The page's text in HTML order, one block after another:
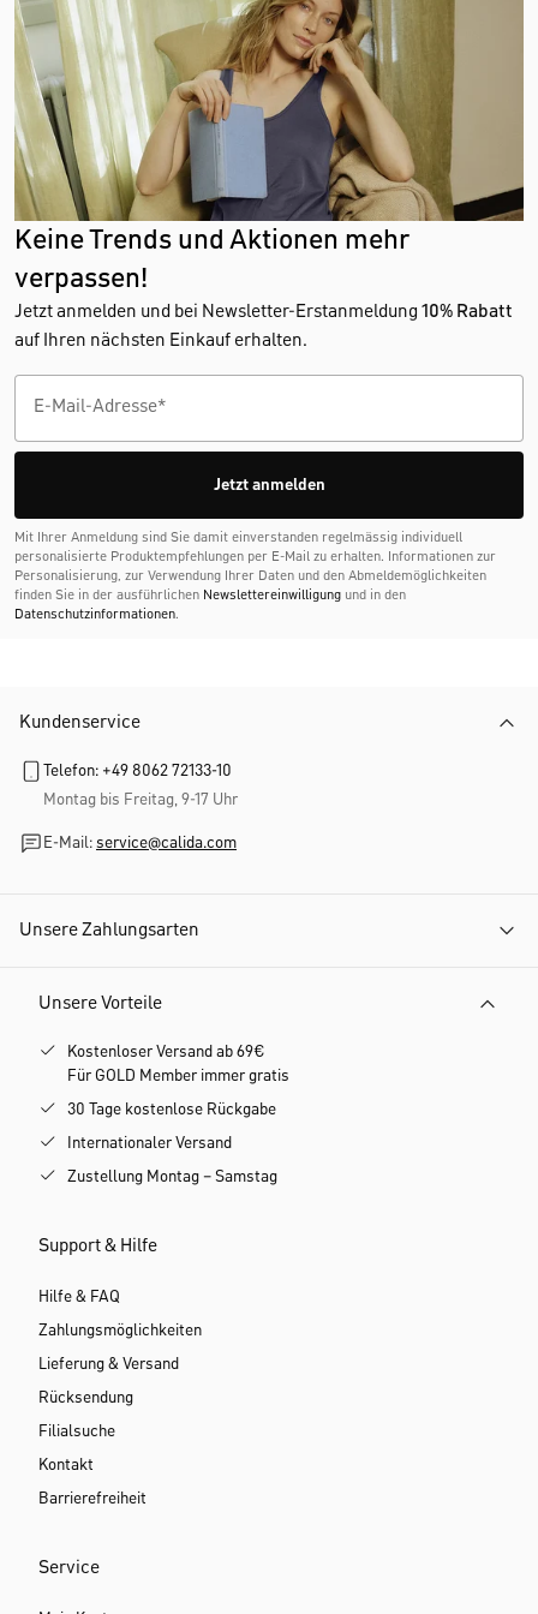
Keine Trends und Aktionen mehr
verpassen!
Jetzt anmelden und bei Newsletter-Erstanmeldung 10% Rabatt
auf Ihren nächsten Einkauf erhalten.
Jetzt anmelden
Mit Ihrer Anmeldung sind Sie damit einverstanden regelmässig individuell
personalisierte Produktempfehlungen per E-Mail zu erhalten. Informationen zur
Personalisierung, zur Verwendung Ihrer Daten und den Abmelde­möglichkeiten
finden Sie in der ausführlichen Newslettereinwilligung und in den
Datenschutzinformationen.
Kundenservice
Telefon: +49 8062 72133-10
Montag bis Freitag, 9-17 Uhr
E-Mail: service@calida.com
Unsere Zahlungsarten
Unsere Vorteile
Kostenloser Versand ab 69€
Für GOLD Member immer gratis
30 Tage kostenlose Rückgabe
Internationaler Versand
Zustellung Montag – Samstag
Support & Hilfe
Hilfe & FAQ
Zahlungsmöglichkeiten
Lieferung & Versand
Rücksendung
Filialsuche
Kontakt
Barrierefreiheit
Service